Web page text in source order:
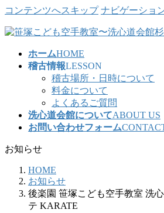
コンテンツへスキップ ナビゲーショ
ホームHOME
稽古情報LESSON
稽古場所・日時について
料金について
よくあるご質問
洗心道会館についてABOUT US
お問い合わせフォーム
お知らせ
HOME
お知らせ
後楽園 笹塚こども空手教室 洗
テ KARATE